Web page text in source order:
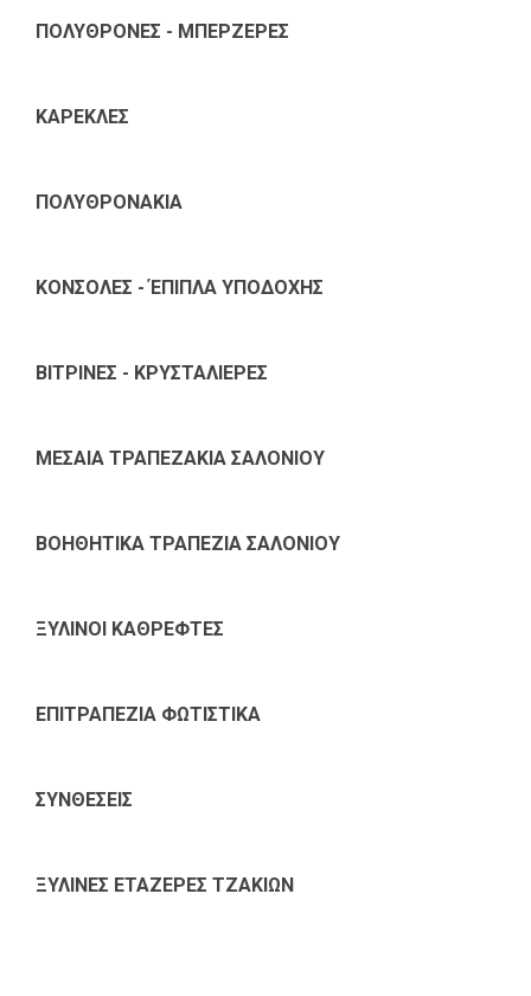
ΠΟΛΥΘΡΟΝΕΣ - ΜΠΕΡΖΕΡΕΣ
ΚΑΡΕΚΛΕΣ
ΠΟΛΥΘΡΟΝΑΚΙΑ
ΚΟΝΣΟΛΕΣ - ΈΠΙΠΛΑ ΥΠΟΔΟΧΗΣ
ΒΙΤΡΙΝΕΣ - ΚΡΥΣΤΑΛΙΕΡΕΣ
ΜΕΣΑΙΑ ΤΡΑΠΕΖΑΚΙΑ ΣΑΛΟΝΙΟΥ
ΒΟΗΘΗΤΙΚΑ ΤΡΑΠΕΖΙΑ ΣΑΛΟΝΙΟΥ
ΞΥΛΙΝΟΙ ΚΑΘΡΕΦΤΕΣ
ΕΠΙΤΡΑΠΕΖΙΑ ΦΩΤΙΣΤΙΚΑ
ΣΥΝΘΕΣΕΙΣ
ΞΥΛΙΝΕΣ ΕΤΑΖΕΡΕΣ ΤΖΑΚΙΩΝ